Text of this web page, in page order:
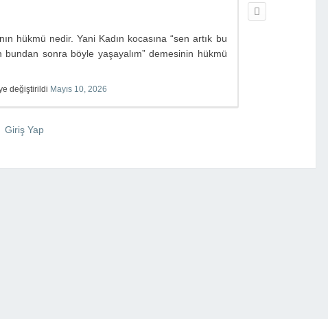
hükmü nedir. Yani Kadın kocasına “sen artık bu
sonra böyle yaşayalım” demesinin hükmü
değiştirildi Mayıs 10, 2026
Giriş Yap